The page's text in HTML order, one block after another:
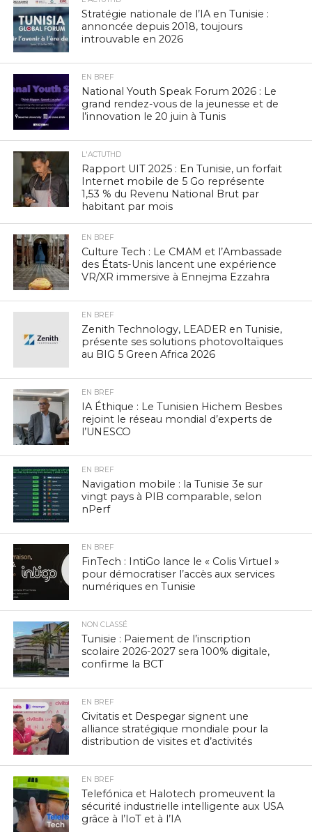
Stratégie nationale de l’IA en Tunisie :
annoncée depuis 2018, toujours
introuvable en 2026
EN BREF
National Youth Speak Forum 2026 : Le
grand rendez-vous de la jeunesse et de
l’innovation le 20 juin à Tunis
L'ACTUTHD
Rapport UIT 2025 : En Tunisie, un forfait
Internet mobile de 5 Go représente
1,53 % du Revenu National Brut par
habitant par mois
EN BREF
Culture Tech : Le CMAM et l’Ambassade
des États-Unis lancent une expérience
VR/XR immersive à Ennejma Ezzahra
EN BREF
Zenith Technology, LEADER en Tunisie,
présente ses solutions photovoltaïques
au BIG 5 Green Africa 2026
EN BREF
IA Éthique : Le Tunisien Hichem Besbes
rejoint le réseau mondial d’experts de
l’UNESCO
EN BREF
Navigation mobile : la Tunisie 3e sur
vingt pays à PIB comparable, selon
nPerf
EN BREF
FinTech : IntiGo lance le « Colis Virtuel »
pour démocratiser l’accès aux services
numériques en Tunisie
NON CLASSÉ
Tunisie : Paiement de l’inscription
scolaire 2026-2027 sera 100% digitale,
confirme la BCT
EN BREF
Civitatis et Despegar signent une
alliance stratégique mondiale pour la
distribution de visites et d’activités
EN BREF
Telefónica et Halotech promeuvent la
sécurité industrielle intelligente aux USA
grâce à l’IoT et à l’IA